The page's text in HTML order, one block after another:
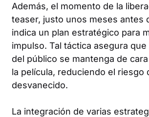
Además, el momento de la
teaser, justo unos meses antes
indica un plan estratégico para
impulso. Tal táctica asegura
del público se mantenga de
la película, reduciendo el riesgo
desvanecido.
La integración de varias